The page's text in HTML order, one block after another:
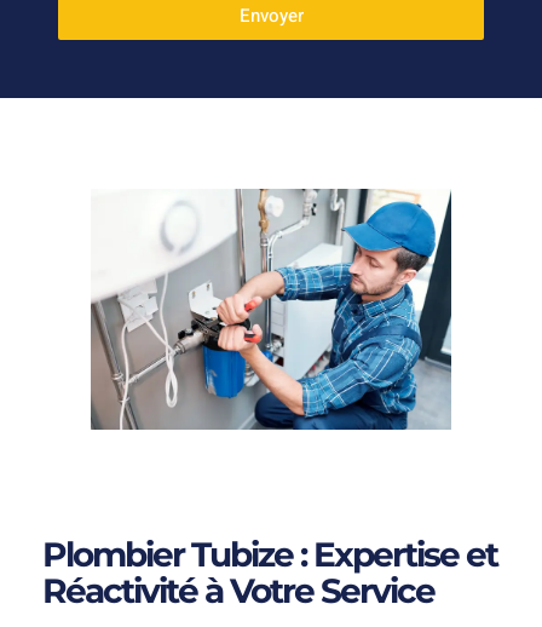
Envoyer
Plombier Tubize : Expertise et
Réactivité à Votre Service